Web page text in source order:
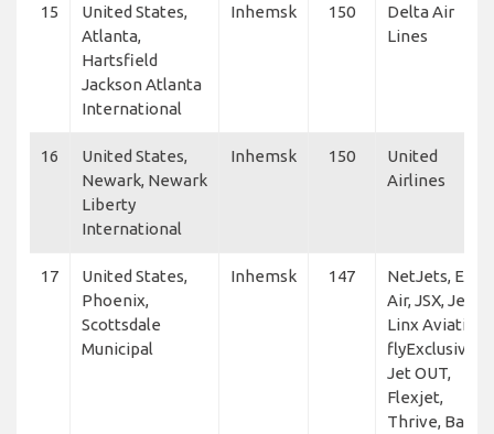
15
United States,
Atlanta,
Hartsfield
Jackson Atlanta
International
Inhemsk 150
Delta Air
Lines
16
United States,
Newark, Newark
Liberty
International
Inhemsk 150
United
Airlines
17
United States,
Phoenix,
Scottsdale
Municipal
Inhemsk 147
NetJets, Elite
Air, JSX, Jet
Linx Aviation,
flyExclusive,
Jet OUT,
Flexjet,
Thrive, Baker